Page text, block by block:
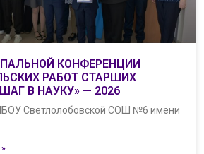
КОНФЕРЕНЦИИ
РАБОТ СТАРШИХ
В НАУКУ» — 2026
Светлолобовской СОШ №6 имени